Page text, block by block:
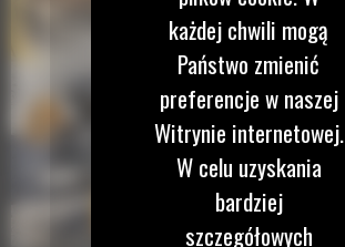
każdej chwili mogą
Państwo zmienić
preferencje w naszej
Witrynie internetowej.
W celu uzyskania
bardziej
szczegółowych